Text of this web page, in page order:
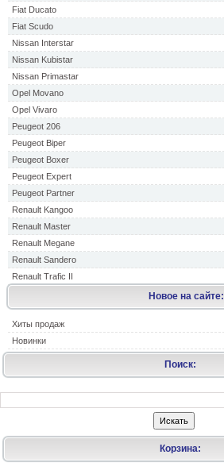
Fiat Ducato
Fiat Scudo
Nissan Interstar
Nissan Kubistar
Nissan Primastar
Opel Movano
Opel Vivaro
Peugeot 206
Peugeot Biper
Peugeot Boxer
Peugeot Expert
Peugeot Partner
Renault Kangoo
Renault Master
Renault Megane
Renault Sandero
Renault Trafic II
Новое на сайте:
Хиты продаж
Новинки
Поиск:
Корзина: